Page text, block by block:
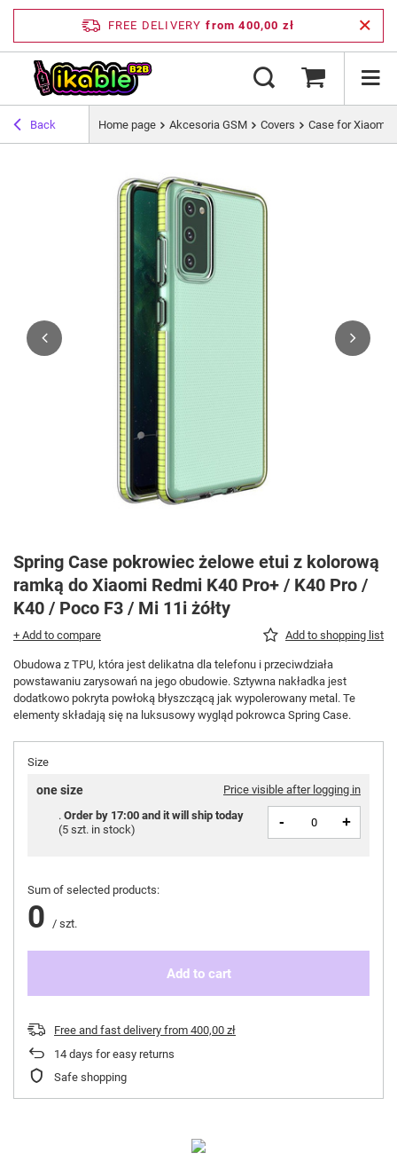
FREE DELIVERY from 400,00 zł
Back Home page Akcesoria GSM Covers Case for Xiaomi
Spring Case pokrowiec żelowe etui z kolorową
ramką do Xiaomi Redmi K40 Pro+ / K40 Pro /
K40 / Poco F3 / Mi 11i żółty
+ Add to compare Add to shopping list
Obudowa z TPU, która jest delikatna dla telefonu i przeciwdziała
powstawaniu zarysowań na jego obudowie. Sztywna nakładka jest
dodatkowo pokryta powłoką błyszczącą jak wypolerowany metal. Te
elementy składają się na luksusowy wygląd pokrowca Spring Case.
Size
one size
Price visible after logging in
Order by 17:00 and it will ship today
(5 szt. in stock) - +
Sum of selected products:
0 / szt.
Add to cart
Free and fast delivery from 400,00 zł
14 days for easy returns
Safe shopping